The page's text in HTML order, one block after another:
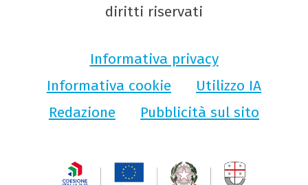
diritti riservati
Informativa privacy
Informativa cookie
Utilizzo IA
Redazione
Pubblicità sul sito